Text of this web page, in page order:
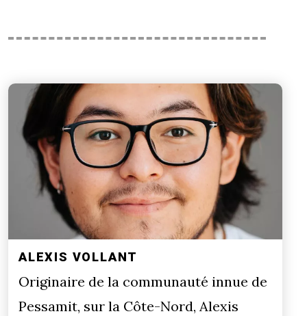
ALEXIS VOLLANT
Originaire de la communauté innue de
Pessamit, sur la Côte-Nord, Alexis